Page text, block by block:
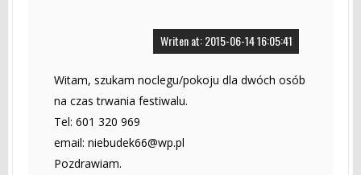
Writen at: 2015-06-14 16:05:41
Witam, szukam noclegu/pokoju dla dwóch osób
na czas trwania festiwalu.
Tel: 601 320 969
email: niebudek66@wp.pl
Pozdrawiam.